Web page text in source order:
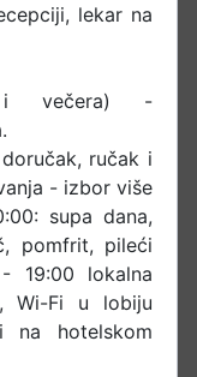
lekar na
i večera) -
ručak i
- izbor više
supa dana,
pomfrit, pileći
19:00 lokalna
Wi-Fi u lobiju
na hotelskom